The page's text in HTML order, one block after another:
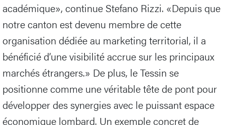
académique», continue Stefano Rizzi. «Depuis que
notre canton est devenu membre de cette
organisation dédiée au marketing territorial, il a
bénéficié d’une visibilité accrue sur les principaux
marchés étrangers.» De plus, le Tessin se
positionne comme une véritable tête de pont pour
développer des synergies avec le puissant espace
économique lombard. Un exemple concret de